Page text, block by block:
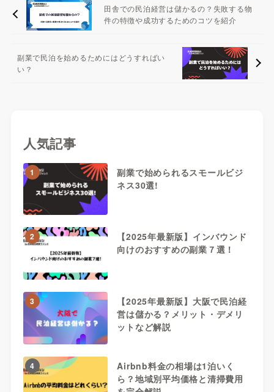
田舎での民泊経営は儲かるの？失敗する物
件の特徴や成功するためのコツを紹介
副業で民泊を始めるためにはどうすればい
い？
人気記事
1
副業で始められるスモールビジ
ネス30選!
2
【2025年最新版】インバウンド
向けのおすすめの副業７選！
3
【2025年最新版】大阪で民泊経
営は儲かる？メリット・デメリ
ットなど解説
4
Airbnb料金の相場は1泊いく
ら？地域別平均価格と清掃費用